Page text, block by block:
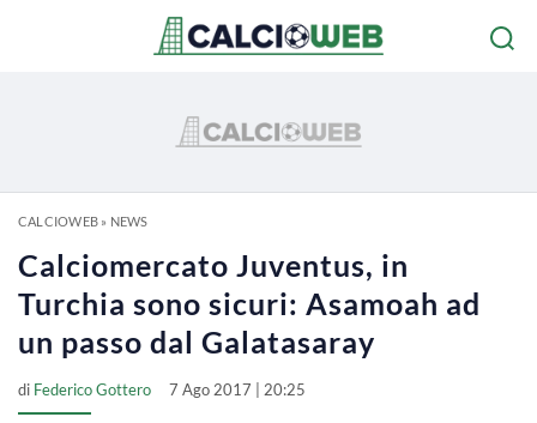
CALCIOWEB» NEWS
Calciomercato Juventus, in
Turchia sono sicuri: Asamoah ad
un passo dal Galatasaray
di Federico Gottero 7 Ago 2017 | 20:25